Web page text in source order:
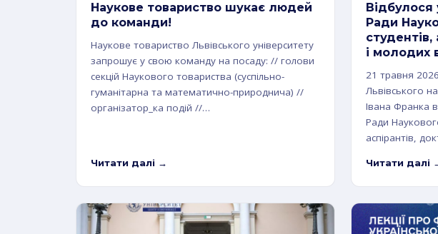
Наукове товариство шукає людей
до команди!
Наукове товариство Львівського університету
запрошує у свою команду на посаду: // голови
секцій Наукового товариства (суспільно-
гуманітарна та математично-природнича) //
організатор_ка подій //…
Читати далі
Відбулося
Ради
студентів,
і молодих
21 травня
Львівського
Івана Франка
Ради
аспірантів,
Читати далі